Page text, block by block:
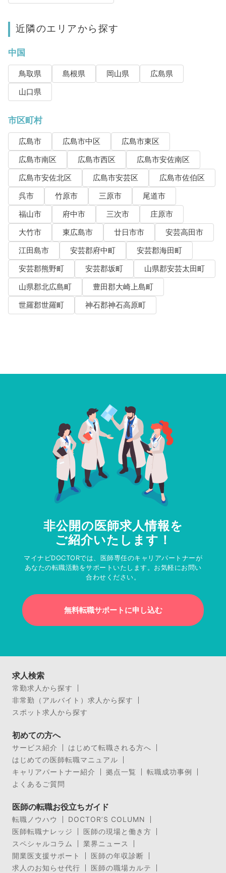
近隣のエリアから探す
中国
鳥取県 島根県 岡山県
広島県
山口県
市区町村
広島市 広島市中区
広島市東区
広島市南区
広島市西区
広島市安佐南区
広島市安佐北区
広島市安芸区
広島市佐伯区
呉市
竹原市 三原市
尾道市
福山市
府中市 三次市
庄原市
大竹市
東広島市 廿日市市
安芸高田市
江田島市
安芸郡府中町
安芸郡海田町
安芸郡熊野町
安芸郡坂町
山県郡安芸太田町
山県郡北広島町
豊田郡大崎上島町
世羅郡世羅町
神石郡神石高原町
非公開の医師求人情報を
ご紹介いたします！
マイナビDOCTORでは、医師専任のキャリアパートナーが
あなたの転職活動をサポートいたします。お気軽にお問い
合わせください。
無料転職サポートに申し込む
求人検索
常勤求人から探す
非常勤（アルバイト）求人から探す
スポット求人から探す
初めての方へ
サービス紹介
はじめて転職される方へ
はじめての医師転職マニュアル
キャリアパートナー紹介
拠点一覧
転職成功事例
よくあるご質問
医師の転職お役立ちガイド
転職ノウハウ
DOCTOR’S COLUMN
医師転職ナレッジ
医師の現場と働き方
スペシャルコラム
業界ニュース
開業医支援サポート
医師の年収診断
求人のお知らせ代行
医師の職場カルテ